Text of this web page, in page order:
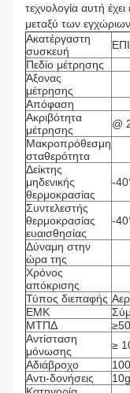
τεχνολογία αυτή
μεταξύ των
Ακατέργαστη
συσκευή
Πεδίο μέτρησης
Άξονας
μέτρησης
Απόφαση
Ακριβότητα
μέτρησης
@
Μακροπρόθεσμη
σταθερότητα
Δείκτης
μηδενικής
θερμοκρασίας
-
Συντελεστής
θερμοκρασίας
ευαισθησίας
-
Δύναμη στην
ώρα της
Χρόνος
απόκρισης
Τύπος διεπαφής
ΕΜΚ
ΜΤΠΔ
Αντίσταση
μόνωσης
≥
Αδιάβροχο
Αντι-δονήσεις